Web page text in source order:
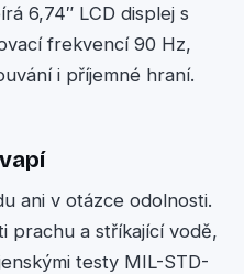
6,74″ LCD displej s
frekvencí 90 Hz,
i příjemné hraní.
ani v otázce odolnosti.
prachu a stříkající vodě,
testy MIL-STD-